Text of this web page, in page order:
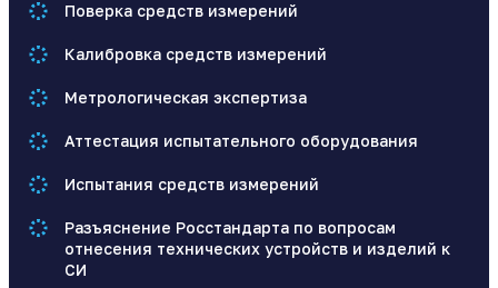
Поверка средств измерений
Калибровка средств измерений
Метрологическая экспертиза
Аттестация испытательного оборудования
Испытания средств измерений
Разъяснение Росстандарта по вопросам
отнесения технических устройств и изделий к
СИ